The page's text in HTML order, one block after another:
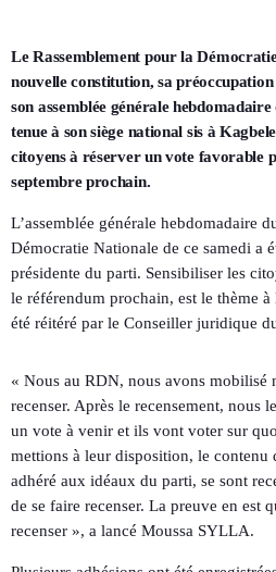
Le Rassemblement pour la
nouvelle constitution, sa
son assemblée générale
tenue à son siège national sis à
citoyens à réserver un vote favorable
septembre prochain.
L’assemblée générale hebdomadaire
Démocratie Nationale de ce samedi a
présidente du parti. Sensibiliser les
le référendum prochain, est le thème
été réitéré par le Conseiller juridique
« Nous au RDN, nous avons mobilisé
recenser. Après le recensement, nous
un vote à venir et ils vont voter sur
mettions à leur disposition, le contenu
adhéré aux idéaux du parti, se sont
de se faire recenser. La preuve en est
recenser », a lancé Moussa SYLLA.